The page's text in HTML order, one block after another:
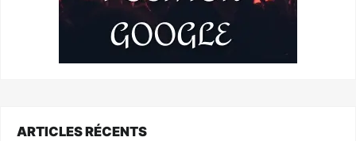
ARTICLES RÉCENTS